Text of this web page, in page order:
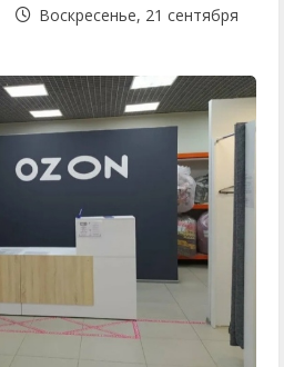
Воскресенье, 21 сентября